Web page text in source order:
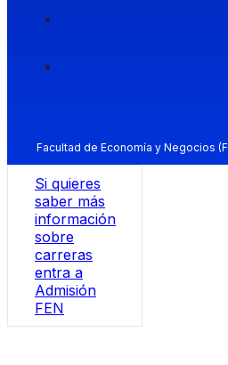
Facultad de Economía y Negocios
Si quieres
saber más
información
sobre
carreras
entra a
Admisión
FEN